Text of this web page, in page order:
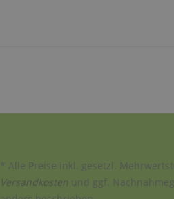
* Alle Preise inkl. gesetzl.
Versandkosten und ggf.